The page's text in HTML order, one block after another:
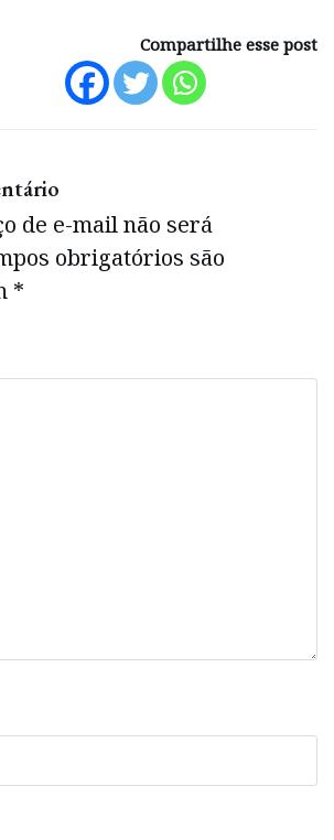
Compartilhe esse post
de e-mail não será
obrigatórios são
*